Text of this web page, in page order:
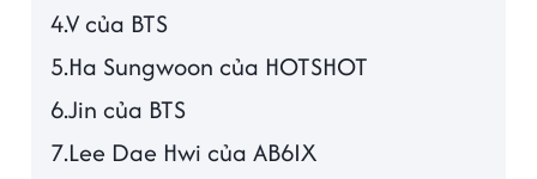
4.V của BTS
5.Ha Sungwoon của HOTSHOT
6.Jin của BTS
7.Lee Dae Hwi của AB6IX